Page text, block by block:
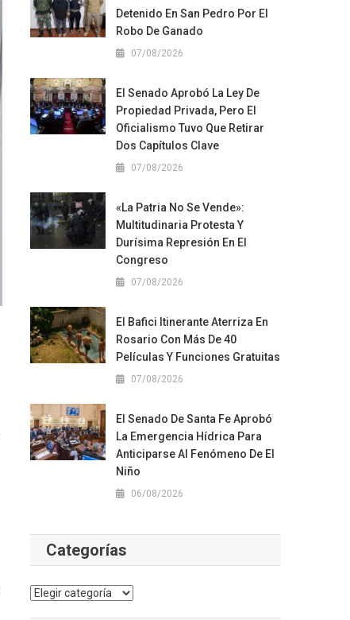
Detenido En San Pedro Por El
Robo De Ganado
07/08/2026
El Senado Aprobó La Ley De
Propiedad Privada, Pero El
Oficialismo Tuvo Que Retirar
Dos Capítulos Clave
07/08/2026
«La Patria No Se Vende»:
Multitudinaria Protesta Y
Durísima Represión En El
Congreso
07/08/2026
El Bafici Itinerante Aterriza En
Rosario Con Más De 40
Películas Y Funciones Gratuitas
07/08/2026
El Senado De Santa Fe Aprobó
La Emergencia Hídrica Para
Anticiparse Al Fenómeno De El
Niño
06/08/2026
Categorías
Categorías